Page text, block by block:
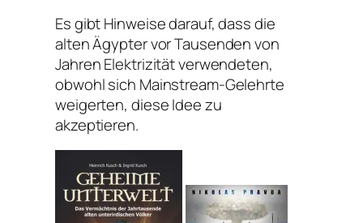
Es gibt Hinweise darauf, dass die
alten Ägypter vor Tausenden von
Jahren Elektrizität verwendeten,
obwohl sich Mainstream-Gelehrte
weigerten, diese Idee zu
akzeptieren.